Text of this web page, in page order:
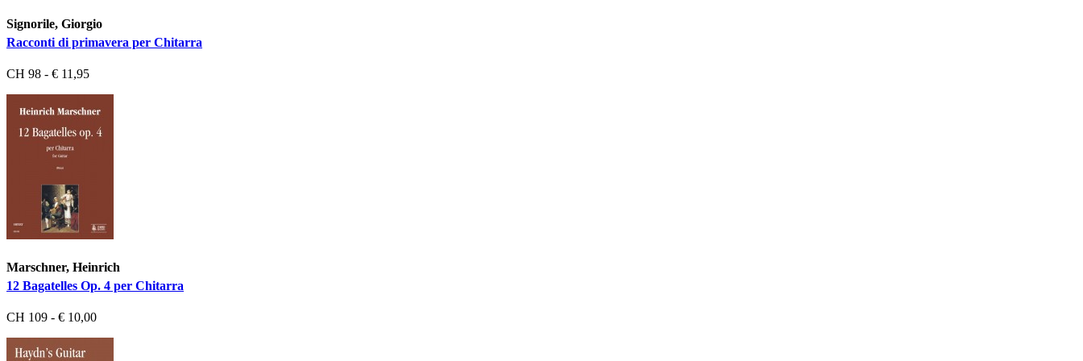
Signorile, Giorgio
Racconti di primavera per Chitarra
CH 98 - € 11,95
Marschner, Heinrich
12 Bagatelles Op. 4 per Chitarra
CH 109 - € 10,00